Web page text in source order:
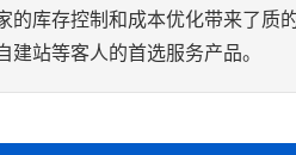
的库存控制和成本优化带来了质
建站等客人的首选服务产品。